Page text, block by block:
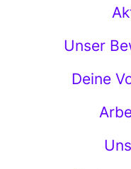
Unser
Deine